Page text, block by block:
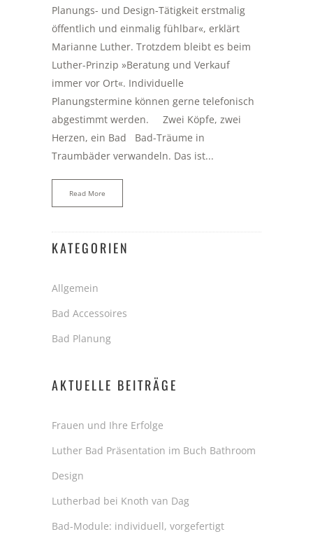
Planungs- und Design-Tätigkeit erstmalig
öffentlich und einmalig fühlbar«, erklärt
Marianne Luther. Trotzdem bleibt es beim
Luther-Prinzip »Beratung und Verkauf
immer vor Ort«. Individuelle
Planungstermine können gerne telefonisch
abgestimmt werden. Zwei Köpfe, zwei
Herzen, ein Bad Bad-Träume in
Traumbäder verwandeln. Das ist...
Read More
KATEGORIEN
Allgemein
Bad Accessoires
Bad Planung
AKTUELLE BEITRÄGE
Frauen und Ihre Erfolge
Luther Bad Präsentation im Buch Bathroom
Design
Lutherbad bei Knoth van Dag
Bad-Module: individuell, vorgefertigt